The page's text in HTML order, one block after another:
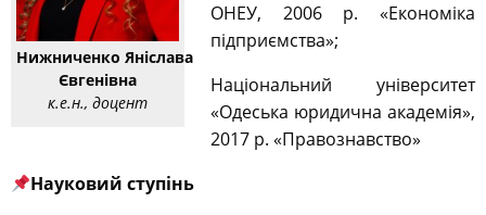
Нижниченко Яніслава
Євгенівна
к.е.н., доцент
ОНЕУ, 2006 р. «Економіка
підприємства»;
Національний університет
«Одеська юридична академія»,
2017 р. «Правознавство»
Науковий ступінь